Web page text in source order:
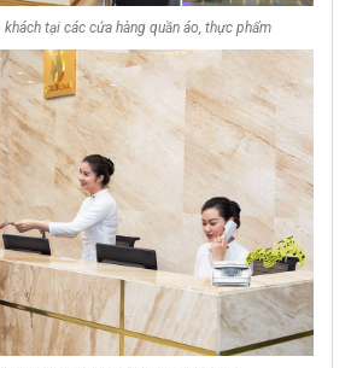
tại các cửa hàng quần áo, thực phẩm